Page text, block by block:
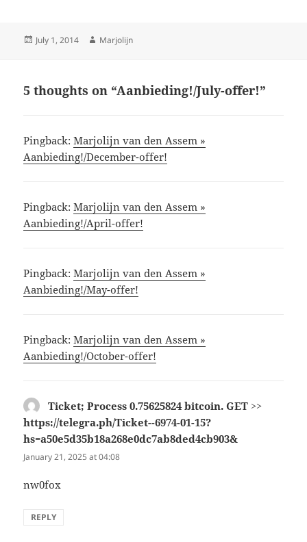
Posted
July 1, 2014 Author
Marjolijn
5 thoughts on “Aanbieding!/July-offer!”
Pingback:Marjolijn van den Assem »
Aanbieding!/December-offer!
Pingback:Marjolijn van den Assem »
Aanbieding!/April-offer!
Pingback:Marjolijn van den Assem »
Aanbieding!/May-offer!
Pingback:Marjolijn van den Assem »
Aanbieding!/October-offer!
Ticket; Process 0.75625824 bitcoin. GET >>
https://telegra.ph/Ticket--6974-01-15?
hs=a50e5d35b18a268e0dc7ab8ded4cb903&
January 21, 2025 at 04:08
nw0fox
REPLY